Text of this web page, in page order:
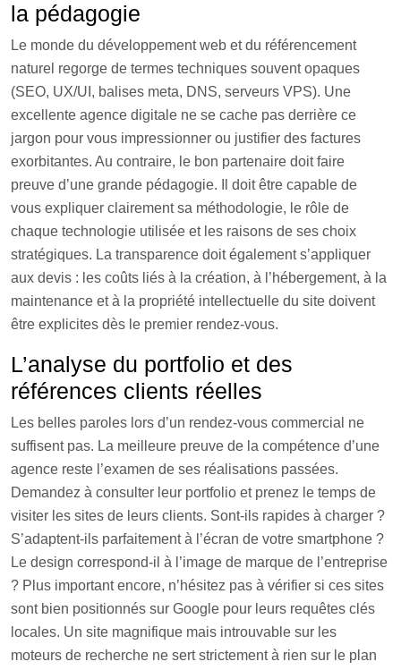
la pédagogie
Le monde du développement web et du référencement
naturel regorge de termes techniques souvent opaques
(SEO, UX/UI, balises meta, DNS, serveurs VPS). Une
excellente agence digitale ne se cache pas derrière ce
jargon pour vous impressionner ou justifier des factures
exorbitantes. Au contraire, le bon partenaire doit faire
preuve d’une grande pédagogie. Il doit être capable de
vous expliquer clairement sa méthodologie, le rôle de
chaque technologie utilisée et les raisons de ses choix
stratégiques. La transparence doit également s’appliquer
aux devis : les coûts liés à la création, à l’hébergement, à la
maintenance et à la propriété intellectuelle du site doivent
être explicites dès le premier rendez-vous.
L’analyse du portfolio et des
références clients réelles
Les belles paroles lors d’un rendez-vous commercial ne
suffisent pas. La meilleure preuve de la compétence d’une
agence reste l’examen de ses réalisations passées.
Demandez à consulter leur portfolio et prenez le temps de
visiter les sites de leurs clients. Sont-ils rapides à charger ?
S’adaptent-ils parfaitement à l’écran de votre smartphone ?
Le design correspond-il à l’image de marque de l’entreprise
? Plus important encore, n’hésitez pas à vérifier si ces sites
sont bien positionnés sur Google pour leurs requêtes clés
locales. Un site magnifique mais introuvable sur les
moteurs de recherche ne sert strictement à rien sur le plan